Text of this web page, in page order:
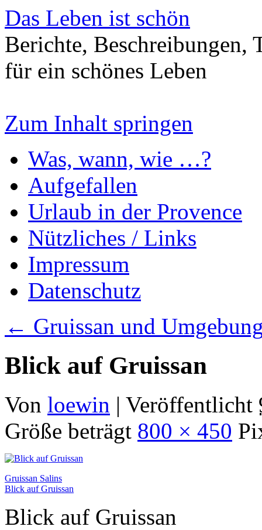
Das Leben ist schön
Berichte, Beschreibungen,
für ein schönes Leben
Zum Inhalt springen
Was, wann, wie …?
Aufgefallen
Urlaub in der Provence
Nützliches / Links
Impressum
Datenschutz
← Gruissan und
Blick auf Gruissan
Von loewin | Veröffentlicht
Größe beträgt 800 × 450
Gruissan Salins
Blick auf Gruissan
Blick auf Gruissan